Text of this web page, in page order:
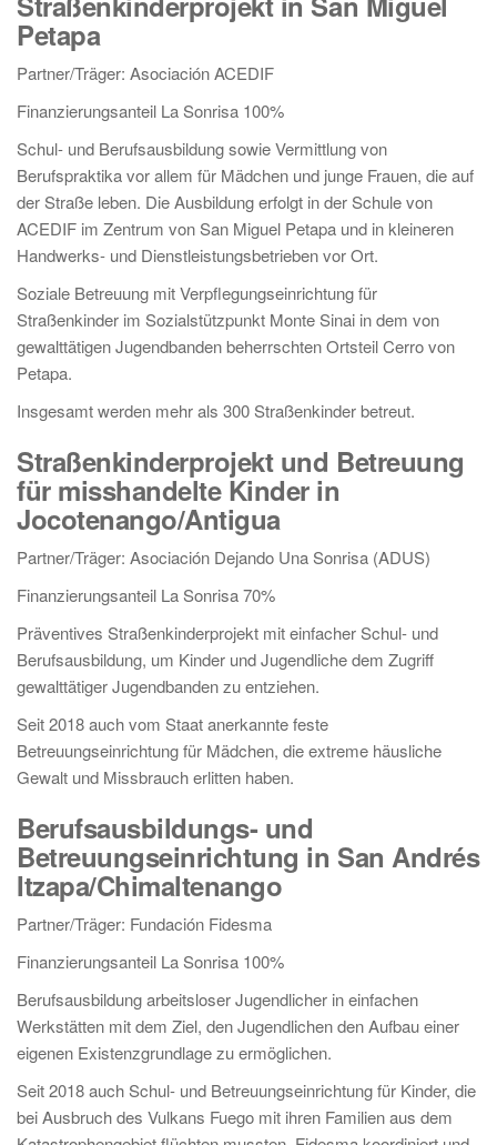
Petapa
Partner/Träger: Asociación ACEDIF
Finanzierungsanteil La Sonrisa 100%
Schul- und Berufsausbildung sowie Vermittlung von
Berufspraktika vor allem für Mädchen und junge Frauen, die auf
der Straße leben. Die Ausbildung erfolgt in der Schule von
ACEDIF im Zentrum von San Miguel Petapa und in kleineren
Handwerks- und Dienstleistungsbetrieben vor Ort.
Soziale Betreuung mit Verpflegungseinrichtung für
Straßenkinder im Sozialstützpunkt Monte Sinai in dem von
gewalttätigen Jugendbanden beherrschten Ortsteil Cerro von
Petapa.
Insgesamt werden mehr als 300 Straßenkinder betreut.
Straßenkinderprojekt und Betreuung
für misshandelte Kinder in
Jocotenango/Antigua
Partner/Träger: Asociación Dejando Una Sonrisa (ADUS)
Finanzierungsanteil La Sonrisa 70%
Präventives Straßenkinderprojekt mit einfacher Schul- und
Berufsausbildung, um Kinder und Jugendliche dem Zugriff
gewalttätiger Jugendbanden zu entziehen.
Seit 2018 auch vom Staat anerkannte feste
Betreuungseinrichtung für Mädchen, die extreme häusliche
Gewalt und Missbrauch erlitten haben.
Berufsausbildungs- und
Betreuungseinrichtung in San Andrés
Itzapa/Chimaltenango
Partner/Träger: Fundación Fidesma
Finanzierungsanteil La Sonrisa 100%
Berufsausbildung arbeitsloser Jugendlicher in einfachen
Werkstätten mit dem Ziel, den Jugendlichen den Aufbau einer
eigenen Existenzgrundlage zu ermöglichen.
Seit 2018 auch Schul- und Betreuungseinrichtung für Kinder, die
bei Ausbruch des Vulkans Fuego mit ihren Familien aus dem